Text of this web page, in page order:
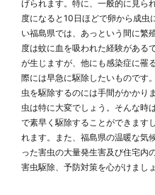
げられます。特に、一般的に見ら
度になると10日ほどで卵から成虫
い福島県では、あっという間に繁
度は蚊に血を吸われた経験がある
が生じますが、他にも感染症に罹
際には早急に駆除したいものです
虫を駆除するのには手間がかかり
虫は特に大変でしょう。そんな時
で素早く駆除することができます
れます。また、福島県の温暖な気
った害虫の大量発生害及び住宅内
害虫駆除、予防対策を心がけましょ